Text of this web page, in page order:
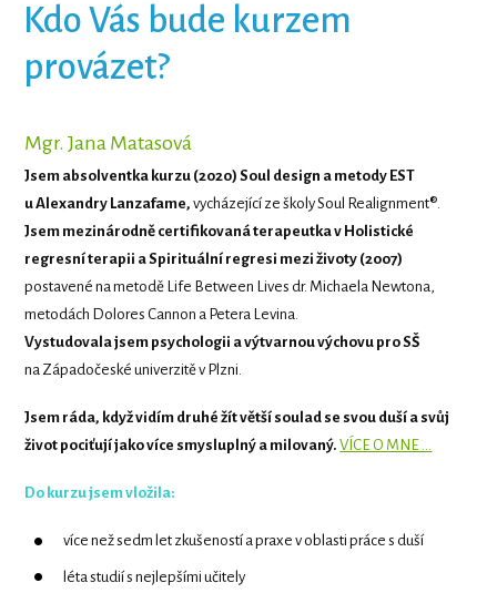
Kdo Vás bude kurzem
provázet?
Mgr. Jana Matasová
Jsem absolventka kurzu (2020) Soul design a metody EST
u Alexandry Lanzafame,vycházející ze školy Soul Realignment®.
Jsem mezinárodně certifikovaná terapeutka v Holistické
regresní terapii a Spirituální regresi mezi životy (2007)
postavené na metodě Life Between Lives dr. Michaela Newtona,
metodách Dolores Cannon a Petera Levina.
Vystudovala jsem psychologii a výtvarnou výchovu pro SŠ
na Západočeské univerzitě v Plzni.
Jsem ráda, když vidím druhé žít větší soulad se svou duší a svůj
život pociťují jako více smysluplný a milovaný.VÍCE O MNE ...
Do kurzu jsem vložila:
více než sedm let zkušeností a praxe v oblasti práce s duší
léta studií s nejlepšími učitely